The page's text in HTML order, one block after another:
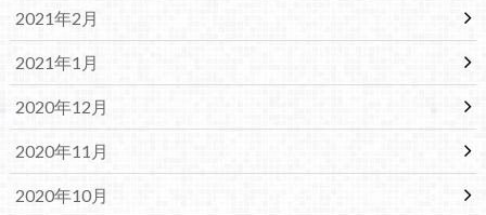
2021年2月
2021年1月
2020年12月
2020年11月
2020年10月